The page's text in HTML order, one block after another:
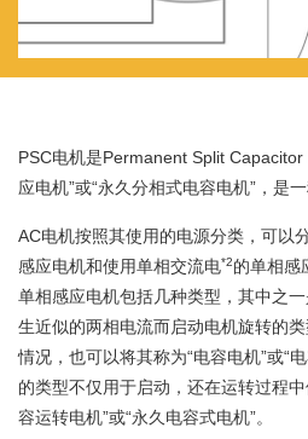
PSC电机是Permanent Split
应电机”或“永久分相式电容电机”，是一
AC电机按照其使用的电源分类，可以
感应电机和使用单相交流电*2的单相感
单相感应电机包括几种类型，其中之
生近似的两相电流而启动电机旋转的类
情况，也可以将其称为“电容电机”或“
的类型不仅用于启动，还在运转过程
容运转电机”或“永久电容式电机”。